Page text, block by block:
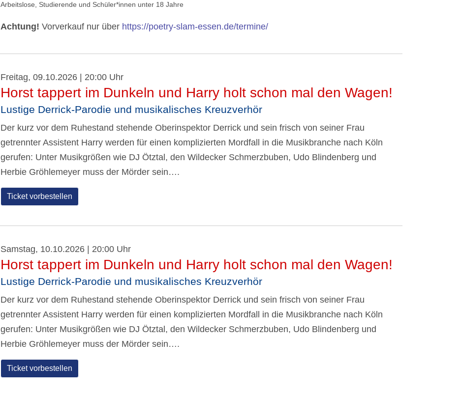
Arbeitslose, Studierende und Schüler*innen unter 18 Jahre
Achtung! Vorverkauf nur über https://poetry-slam-essen.de/termine/
Freitag, 09.10.2026 | 20:00 Uhr
Horst tappert im Dunkeln und Harry holt schon mal den Wagen!
Lustige Derrick-Parodie und musikalisches Kreuzverhör
Der kurz vor dem Ruhestand stehende Oberinspektor Derrick und sein frisch von seiner Frau
getrennter Assistent Harry werden für einen komplizierten Mordfall in die Musikbranche nach Köln
gerufen: Unter Musikgrößen wie DJ Ötztal, den Wildecker Schmerzbuben, Udo Blindenberg und
Herbie Gröhlemeyer muss der Mörder sein….
Ticket vorbestellen
Samstag, 10.10.2026 | 20:00 Uhr
Horst tappert im Dunkeln und Harry holt schon mal den Wagen!
Lustige Derrick-Parodie und musikalisches Kreuzverhör
Der kurz vor dem Ruhestand stehende Oberinspektor Derrick und sein frisch von seiner Frau
getrennter Assistent Harry werden für einen komplizierten Mordfall in die Musikbranche nach Köln
gerufen: Unter Musikgrößen wie DJ Ötztal, den Wildecker Schmerzbuben, Udo Blindenberg und
Herbie Gröhlemeyer muss der Mörder sein….
Ticket vorbestellen